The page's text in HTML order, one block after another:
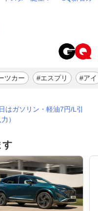
ツカー #エスプリ #アイ
はガソリン・軽油7円/L引
）
す